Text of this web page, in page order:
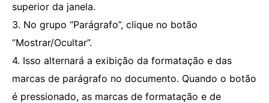
superior da janela.
3. No grupo “Parágrafo”, clique no botão
“Mostrar/Ocultar”.
4. Isso alternará a exibição da formatação e das
marcas de parágrafo no documento. Quando o botão
é pressionado, as marcas de formatação e de